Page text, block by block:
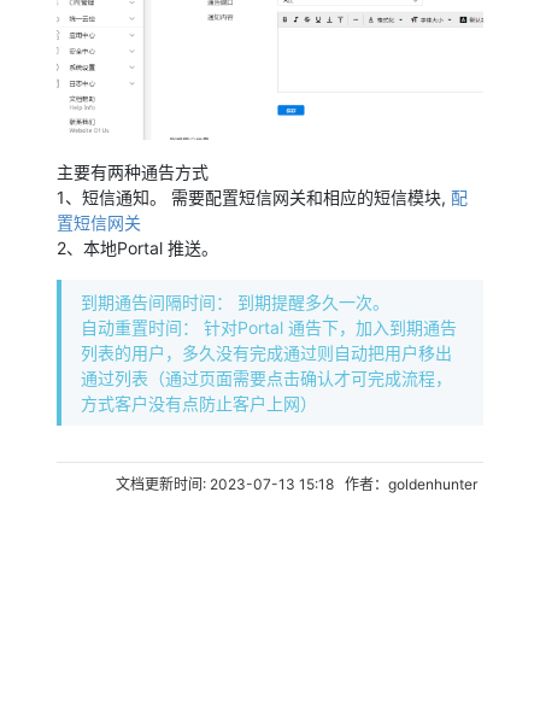
主要有两种通告方式
1、短信通知。 需要配置短信网关和相应的短信模块,配
置短信网关
2、本地Portal 推送。
到期通告间隔时间： 到期提醒多久一次。
自动重置时间： 针对Portal 通告下，加入到期通告
列表的用户，多久没有完成通过则自动把用户移出
通过列表（通过页面需要点击确认才可完成流程，
方式客户没有点防止客户上网）
文档更新时间: 2023-07-13 15:18 作者：goldenhunter